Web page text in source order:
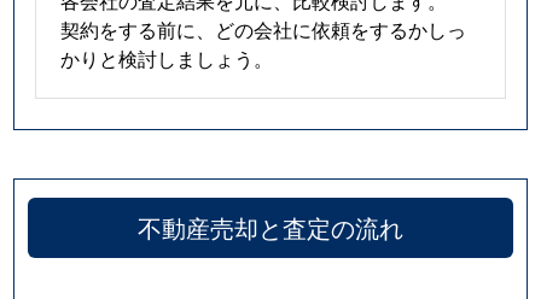
契約をする前に、どの会社に依頼をするかしっ
かりと検討しましょう。
不動産売却と査定の流れ